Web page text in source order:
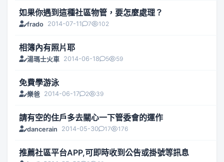
如果你遇到這種社區物管，要怎麼處理？
frado 2014-07-11 7 102
相簿內有照片耶
湯瑪士火車 2014-06-18 5 59
免費學游泳
樂爸 2014-06-17 2 39
請有空的住戶多去關心一下管委會的運作
dancerain 2014-05-30 17 176
推薦社區平台APP,可即時收到公告或掛號等訊息